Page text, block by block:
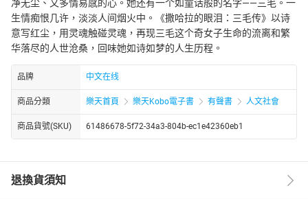
净无尘、又多情易感的心。她还有一个如童话般的名字——三毛。一
生情痴恨几许，淡淡人间烟火中。《撒哈拉的眼泪：三毛传》以诗
意写红尘，用灵魂触碰灵魂，再现三毛这个奇女子生命的流离和繁
华落尽的人世沧桑，回味她如诗如梦的人生历程。
品牌 中文在线
商品分類 樂天首頁 樂天Kobo電子書 有聲書 人文社會
商品貨號(SKU) 61486678-5f72-34a3-804b-ec1e42360eb1
退換貨須知